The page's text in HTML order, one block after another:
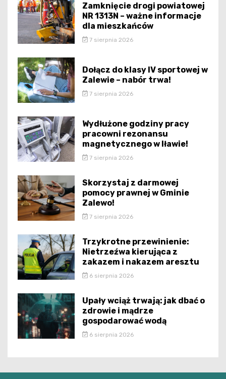
Zamknięcie drogi powiatowej
NR 1313N – ważne informacje
dla mieszkańców
7 sierpnia 2026
Dołącz do klasy IV sportowej w
Zalewie – nabór trwa!
7 sierpnia 2026
Wydłużone godziny pracy
pracowni rezonansu
magnetycznego w Iławie!
7 sierpnia 2026
Skorzystaj z darmowej
pomocy prawnej w Gminie
Zalewo!
7 sierpnia 2026
Trzykrotne przewinienie:
Nietrzeźwa kierująca z
zakazem i nakazem aresztu
6 sierpnia 2026
Upały wciąż trwają: jak dbać o
zdrowie i mądrze
gospodarować wodą
6 sierpnia 2026